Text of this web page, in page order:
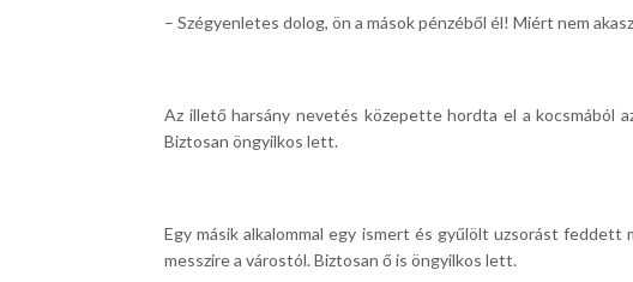
– Szégyenletes dolog, ön a mások pénzéből él! Miért nem
Az illető harsány nevetés közepette hordta el a kocsmából
Biztosan öngyilkos lett.
Egy másik alkalommal egy ismert és gyűlölt uzsorást
messzire a várostól. Biztosan ő is öngyilkos lett.